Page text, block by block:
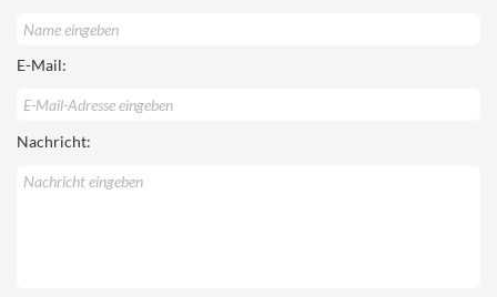
E-Mail:
Nachricht: